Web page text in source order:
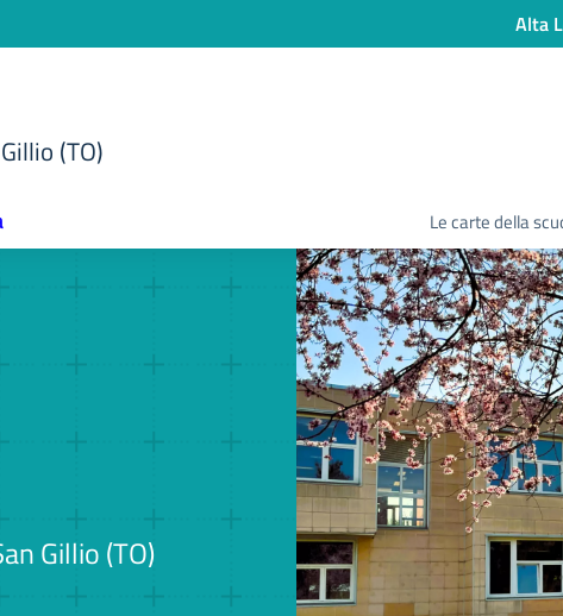
Alta
(TO)
Le carte della
Gillio (TO)